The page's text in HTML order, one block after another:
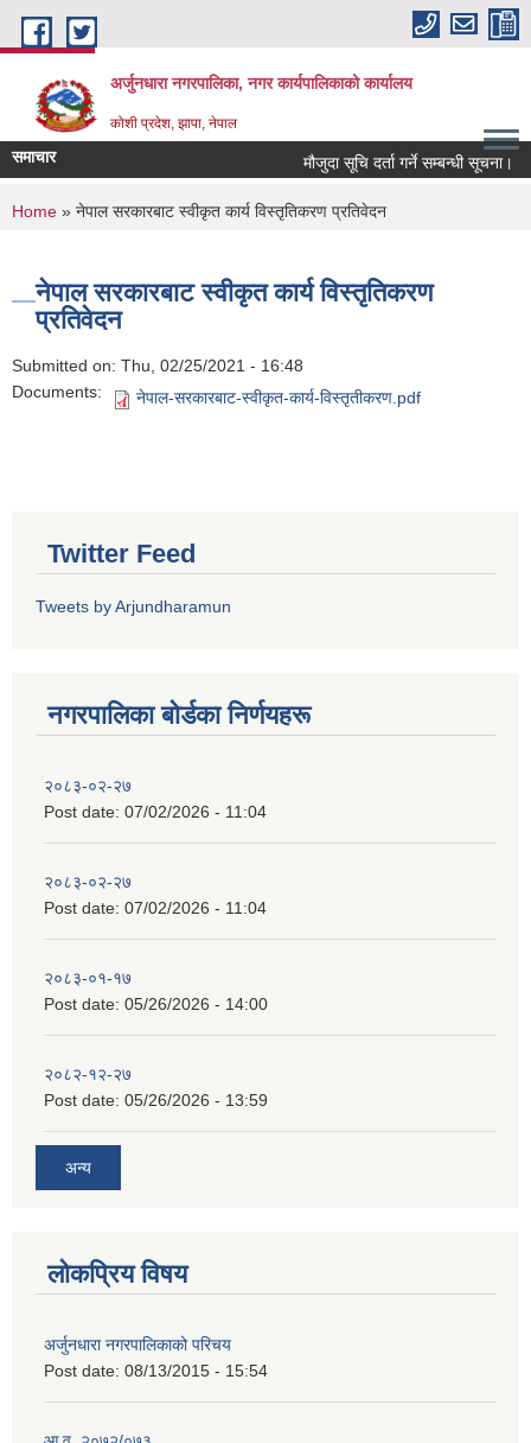
Skip to main content
अर्जुनधारा नगरपालिका, नगर कार्यपालिकाको कार्यालय
कोशी प्रदेश, झापा, नेपाल
समाचार मौजुदा सूचि दर्ता गर्ने सम्बन्धी सूचना।
You are here
Home » नेपाल सरकारबाट स्वीकृत कार्य विस्तृतिकरण प्रतिवेदन
नेपाल सरकारबाट स्वीकृत कार्य विस्तृतिकरण
प्रतिवेदन
Submitted on: Thu, 02/25/2021 - 16:48
Documents:
नेपाल-सरकारबाट-स्वीकृत-कार्य-विस्तृतीकरण.pdf
Twitter Feed
Tweets by Arjundharamun
नगरपालिका बाेर्डका निर्णयहरू
२०८३-०२-२७
Post date: 07/02/2026 - 11:04
२०८३-०२-२७
Post date: 07/02/2026 - 11:04
२०८३-०१-१७
Post date: 05/26/2026 - 14:00
२०८२-१२-२७
Post date: 05/26/2026 - 13:59
अन्य
लोकप्रिय विषय
अर्जुनधारा नगरपालिकाको परिचय
Post date: 08/13/2015 - 15:54